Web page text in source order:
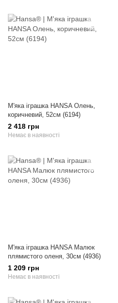
М'яка іграшка HANSA Олень,
коричневий, 52см (6194)
2 418 грн
Немає в наявності
М'яка іграшка HANSA Малюк
плямистого оленя, 30см (4936)
1 209 грн
Немає в наявності